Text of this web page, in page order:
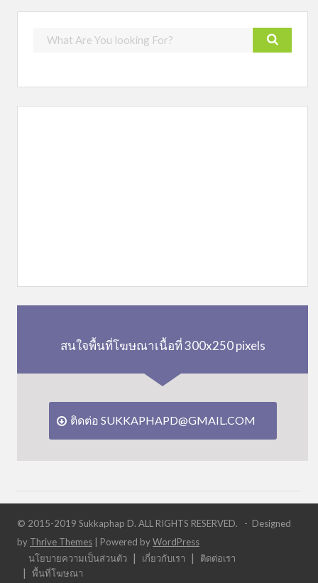
สนใจพื้นที่โฆษณาเนื้อที่ 300x250 pixels
ติดต่อ SUKKAPHAPD@GMAIL.COM
© 2015-2019 Sukkaphap D. ALL RIGHTS RESERVED. - Designed
by Thrive Themes | Powered byWordPress
นโยบายความเป็นส่วนตัว เกี่ยวกับเรา
ติดต่อเรา
พื้นที่โฆษณา